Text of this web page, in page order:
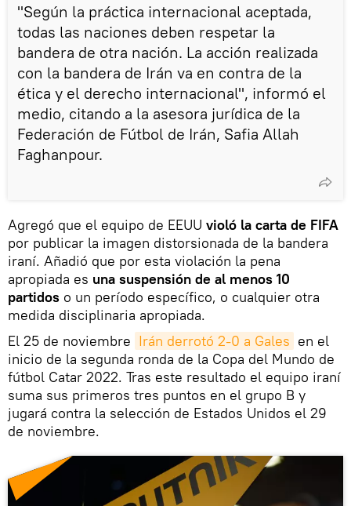
"Según la práctica internacional aceptada,
todas las naciones deben respetar la
bandera de otra nación. La acción realizada
con la bandera de Irán va en contra de la
ética y el derecho internacional", informó el
medio, citando a la asesora jurídica de la
Federación de Fútbol de Irán, Safia Allah
Faghanpour.
Agregó que el equipo de EEUU violó la carta de FIFA
por publicar la imagen distorsionada de la bandera
iraní. Añadió que por esta violación la pena
apropiada es una suspensión de al menos 10
partidos o un período específico, o cualquier otra
medida disciplinaria apropiada.
El 25 de noviembre Irán derrotó 2-0 a Gales en el
inicio de la segunda ronda de la Copa del Mundo de
fútbol Catar 2022. Tras este resultado el equipo iraní
suma sus primeros tres puntos en el grupo B y
jugará contra la selección de Estados Unidos el 29
de noviembre.